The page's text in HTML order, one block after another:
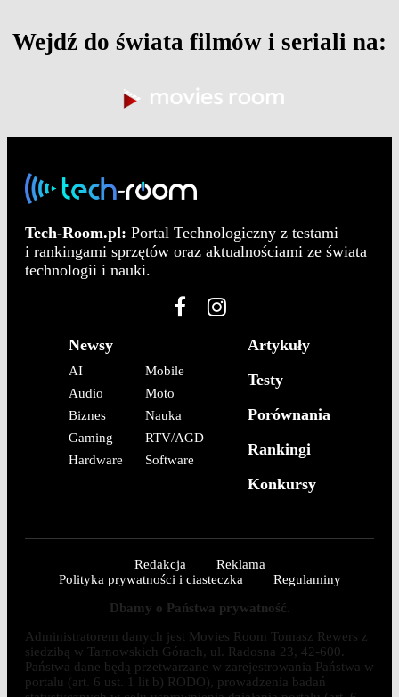
Wejdź do świata filmów i seriali na:
Tech-Room.pl: Portal Technologiczny z testami
i rankingami sprzętów oraz aktualnościami ze świata
technologii i nauki.
Newsy
AI
Audio
Biznes
Gaming
Hardware
Mobile
Moto
Nauka
RTV/AGD
Software
Artykuły
Testy
Porównania
Rankingi
Konkursy
Redakcja
Reklama
Polityka prywatności i ciasteczka
Regulaminy
Dbamy o Państwa prywatność.
Administratorem danych jest Movies Room Tomasz Rewers z
siedzibą w Tarnowskich Górach, ul. Radosna 23, 42-600.
Państwa dane będą przetwarzane w zarejestrowania Państwa w
portalu (art. 6 ust. 1 lit b) RODO), prowadzenia badań